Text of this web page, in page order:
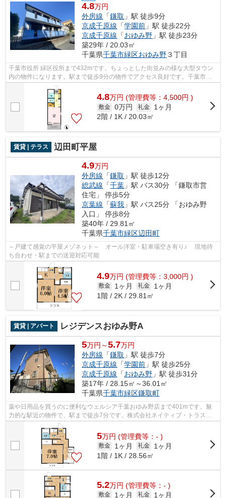
4.8万円
外房線 「鎌取 」駅 徒歩9分
京成千原線 「学園前 」駅 徒歩22分
京成千原線 「おゆみ野 」駅 徒歩23分
築29年 / 20.03㎡
千葉県千葉市緑区おゆみ野３丁目
千葉市役所 緑区役所まで432mです。ちょっとした街並みの様な大型タウン
内の物件になります。駅まで徒歩9分の物件でアクセス良好です。千葉市緑
区エリアの賃貸情報が株式会社ネイティ...
4.8万円 (管理費等：4,500円 )
敷金 0万円 礼金
1ヶ月
2階 / 1K / 20.03㎡
賃貸 | テラス 辺田町平屋
4.9万円
外房線 「鎌取 」駅 徒歩12分
総武線 「千葉 」駅 バス30分 「鎌取市営
住宅」 停歩5分
京葉線 「蘇我 」駅 バス25分 「おゆみ野
入口」 停歩8分
築40年 / 29.81㎡
千葉県千葉市緑区辺田町
～戸建て感覚の平屋メゾネット～ オール洋室・駐車場空き有り♪ 現地待
ち合わせ・駅までの送迎対応可能
4.9万円 (管理費等：3,000円 )
敷金 1ヶ月 礼金
1ヶ月
1階 / 2K / 29.81㎡
賃貸 | アパート レジデンスおゆみ野A
5万円～5.7万円
外房線 「鎌取 」駅 徒歩7分
京成千原線 「学園前 」駅 徒歩25分
京成千原線 「おゆみ野 」駅 徒歩31分
築17年 / 28.15㎡～36.01㎡
千葉県千葉市緑区鎌取町
薬や日用品を買うのに便利なウェルシア千葉おゆみ野店まで401mです。魅
力的な駅近の物件で、駅まで徒歩7分です。株式会社ネイティブ・トラスト
には千葉市緑区エリアの賃貸情報が豊富に...
5万円 (管理費等：- )
敷金 1ヶ月 礼金
1ヶ月
1階 / 1K / 28.56㎡
5.2万円 (管理費等：- )
敷金 1ヶ月 礼金
1ヶ月